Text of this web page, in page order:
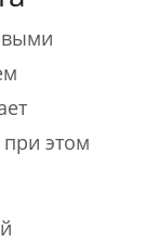
при этом